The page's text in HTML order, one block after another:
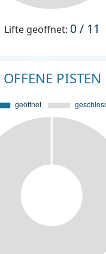
Lifte geöffnet: 0 / 11
OFFENE PISTEN